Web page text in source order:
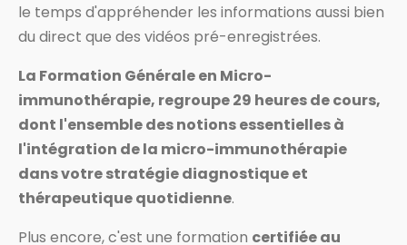
le temps d'appréhender les informations aussi bien
du direct que des vidéos pré-enregistrées.
La Formation Générale en Micro-
immunothérapie, regroupe 29 heures de cours,
dont l'ensemble des notions essentielles à
l'intégration de la micro-immunothérapie
dans votre stratégie diagnostique et
thérapeutique quotidienne.
Plus encore, c'est une formation certifiée au